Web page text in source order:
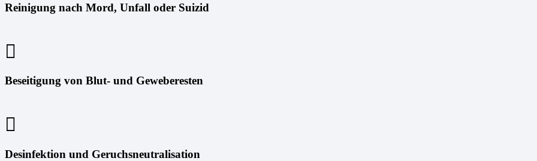
Reinigung nach Mord, Unfall oder Suizid
Beseitigung von Blut- und Geweberesten
Desinfektion und Geruchsneutralisation